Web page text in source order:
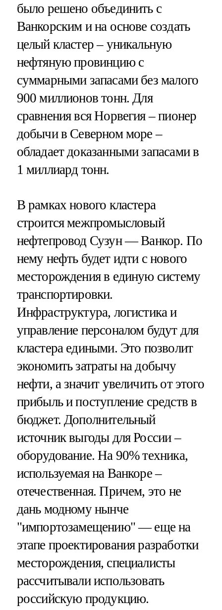
было решено объединить с
Ванкорским и на основе создать
целый кластер – уникальную
нефтяную провинцию с
суммарными запасами без малого
900 миллионов тонн. Для
сравнения вся Норвегия – пионер
добычи в Северном море –
обладает доказанными запасами в
1 миллиард тонн.
В рамках нового кластера
строится межпромысловый
нефтепровод Сузун — Ванкор. По
нему нефть будет идти с нового
месторождения в единую систему
транспортировки.
Инфраструктура, логистика и
управление персоналом будут для
кластера едиными. Это позволит
экономить затраты на добычу
нефти, а значит увеличить от этого
прибыль и поступление средств в
бюджет. Дополнительный
источник выгоды для России –
оборудование. На 90% техника,
используемая на Ванкоре –
отечественная. Причем, это не
дань модному нынче
"импортозамещению" — еще на
этапе проектирования разработки
месторождения, специалисты
рассчитывали использовать
российскую продукцию.